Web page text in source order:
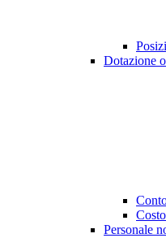
Dotazione
Personale